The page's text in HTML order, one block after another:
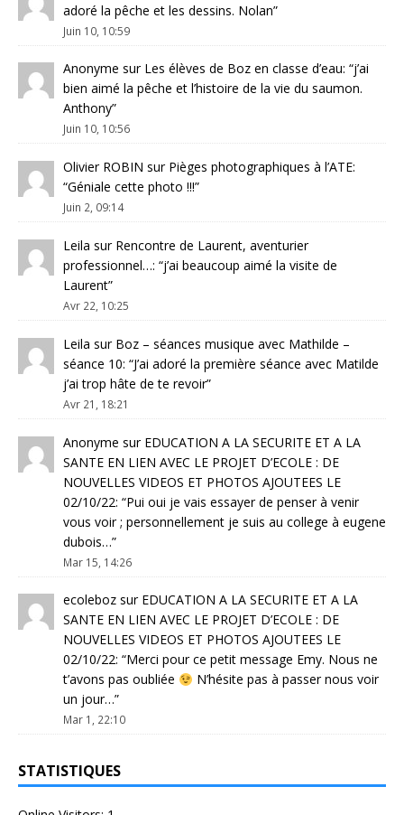
adoré la pêche et les dessins. Nolan”
Juin 10, 10:59
Anonyme sur Les élèves de Boz en classe d’eau: “j’ai
bien aimé la pêche et l’histoire de la vie du saumon.
Anthony”
Juin 10, 10:56
Olivier ROBIN sur Pièges photographiques à l’ATE:
“Géniale cette photo !!!”
Juin 2, 09:14
Leila sur Rencontre de Laurent, aventurier
professionnel…: “j’ai beaucoup aimé la visite de
Laurent”
Avr 22, 10:25
Leila sur Boz – séances musique avec Mathilde –
séance 10: “J’ai adoré la première séance avec Matilde
j’ai trop hâte de te revoir”
Avr 21, 18:21
Anonyme sur EDUCATION A LA SECURITE ET A LA
SANTE EN LIEN AVEC LE PROJET D’ECOLE : DE
NOUVELLES VIDEOS ET PHOTOS AJOUTEES LE
02/10/22: “Pui oui je vais essayer de penser à venir
vous voir ; personnellement je suis au college à eugene
dubois…”
Mar 15, 14:26
ecoleboz sur EDUCATION A LA SECURITE ET A LA
SANTE EN LIEN AVEC LE PROJET D’ECOLE : DE
NOUVELLES VIDEOS ET PHOTOS AJOUTEES LE
02/10/22: “Merci pour ce petit message Emy. Nous ne
t’avons pas oubliée
N’hésite pas à passer nous voir
un jour…”
Mar 1, 22:10
STATISTIQUES